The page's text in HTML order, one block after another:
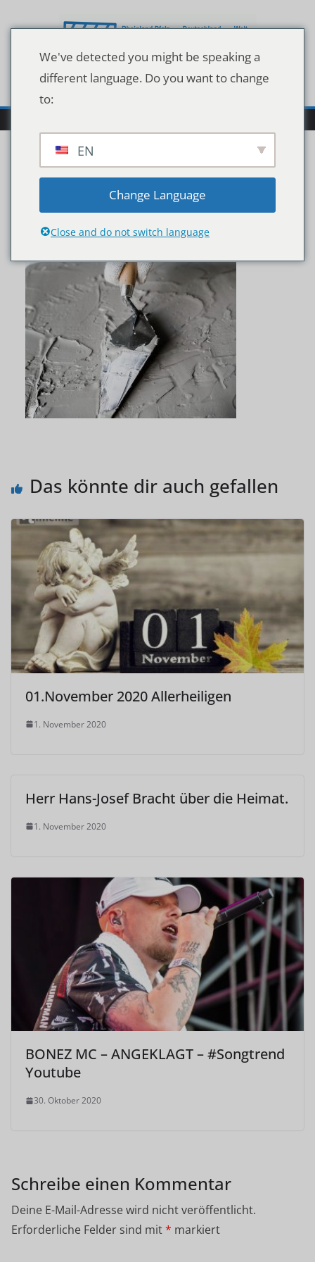
Inhalt
People renovating the
house concept
Das könnte dir auch gefallen
01.November 2020 Allerheiligen
1. November 2020
Herr Hans-Josef Bracht über die Heimat.
1. November 2020
BONEZ MC – ANGEKLAGT – #Songtrend
Youtube
30. Oktober 2020
Schreibe einen Kommentar
Deine E-Mail-Adresse wird nicht veröffentlicht.
Erforderliche Felder sind mit* markiert
We've detected you might be speaking a
different language. Do you want to change
to:
EN
Change Language
Close and do not switch language